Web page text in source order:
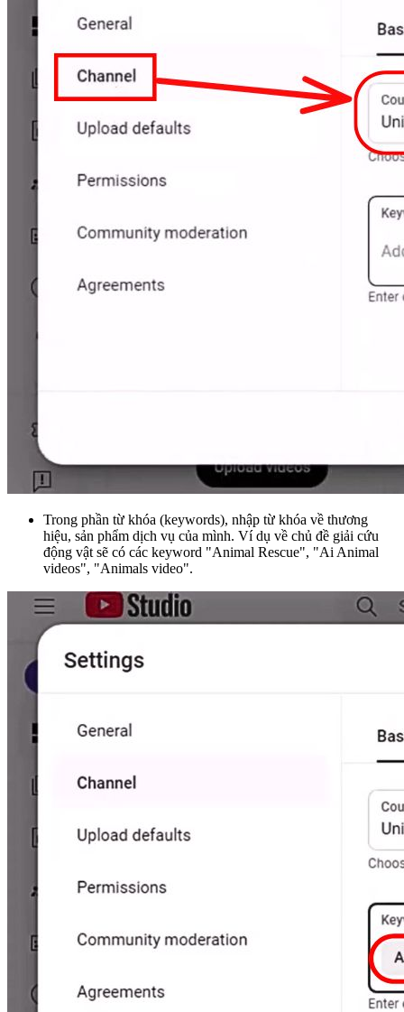
Trong phần từ khóa (keywords), nhập từ khóa về thương
hiệu, sản phẩm dịch vụ của mình. Ví dụ về chủ đề giải cứu
động vật sẽ có các keyword "Animal Rescue", "Ai Animal
videos", "Animals video".